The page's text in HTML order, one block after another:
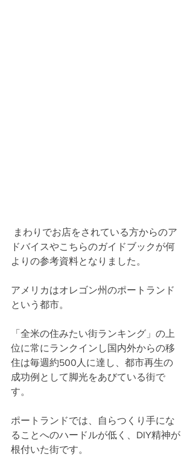
ドバイスやこちらのガイドブックが何
よりの参考資料となりました。
アメリカはオレゴン州のポートランド
という都市。
「全米の住みたい街ランキング」の上
位に常にランクインし国内外からの移
住は毎週約500人に達し、都市再生の
成功例として脚光をあびている街で
す。
ポートランドでは、自らつくり手にな
ることへのハードルが低く、DIY精神が
根付いた街です。